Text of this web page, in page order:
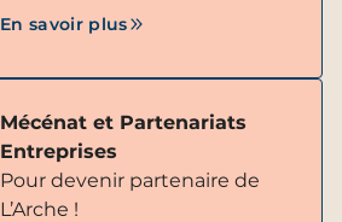
En savoir plus
Mécénat et Partenariats
Entreprises
Pour devenir partenaire de
L’Arche !